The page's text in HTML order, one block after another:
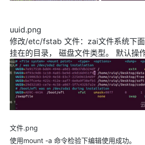
uuid.png
修改/etc/fstab 文件：zai文件系统下
挂在的目录， 磁盘文件类型。 默认操
文件.png
使用mount -a 命令检验下编辑使用成功。